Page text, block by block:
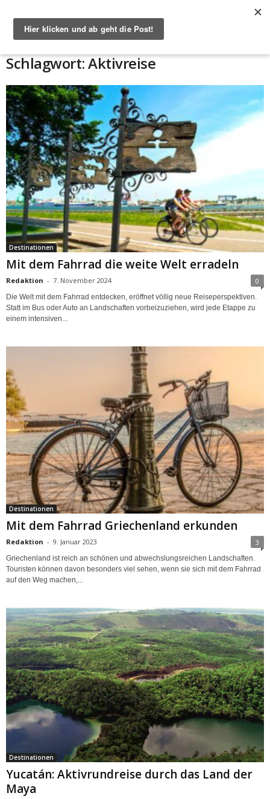
Schlagwort: Aktivreise
Destinationen
Mit dem Fahrrad die weite Welt erradeln
Redaktion - 7. November 2024 0
Die Welt mit dem Fahrrad entdecken, eröffnet völlig neue Reiseperspektiven.
Statt im Bus oder Auto an Landschaften vorbeizuziehen, wird jede Etappe zu
einem intensiven...
Destinationen
Mit dem Fahrrad Griechenland erkunden
Redaktion - 9. Januar 2023 3
Griechenland ist reich an schönen und abwechslungsreichen Landschaften.
Touristen können davon besonders viel sehen, wenn sie sich mit dem Fahrrad
auf den Weg machen,...
Destinationen
Yucatán: Aktivrundreise durch das Land der
Maya